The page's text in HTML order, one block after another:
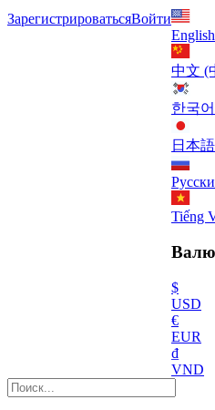
ЗарегистрироватьсяВойти
English
中文 (
한국어
日本語
Tiếng
$
USD
€
EUR
₫
VND